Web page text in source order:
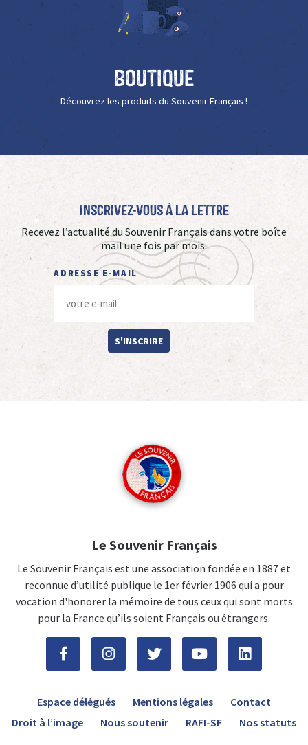
Boutique
Découvrez les produits du Souvenir Français !
Inscrivez-vous à La Lettre
Recevez l’actualité du Souvenir Français dans votre boîte
mail une fois par mois.
ADRESSE E-MAIL
S'INSCRIRE
Le Souvenir Français
Le Souvenir Français est une association fondée en 1887 et
reconnue d’utilité publique le 1er février 1906 qui a pour
vocation d'honorer la mémoire de tous ceux qui sont morts
pour la France qu’ils soient Français ou étrangers.
Espace délégués Mentions légales
Contact
Droit à l’image
Nous soutenir RAFI-SF Nos statuts